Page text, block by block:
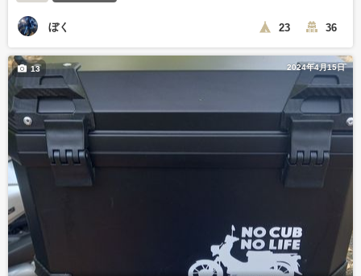
ぼく 23 36
2024年4月15日
13